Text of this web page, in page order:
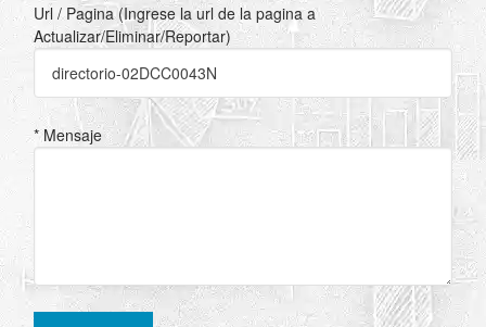
Url / Pagina (Ingrese la url de la pagina a
Actualizar/Eliminar/Reportar)
* Mensaje